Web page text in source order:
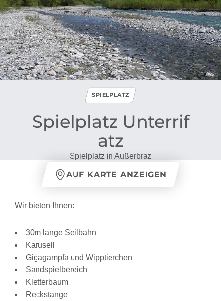
Spielplatz Unterrif
atz
SPIELPLATZ
Spielplatz in Außerbraz
AUF KARTE ANZEIGEN
Wir bieten Ihnen:
30m lange Seilbahn
Karusell
Gigagampfa und Wipptierchen
Sandspielbereich
Kletterbaum
Reckstange